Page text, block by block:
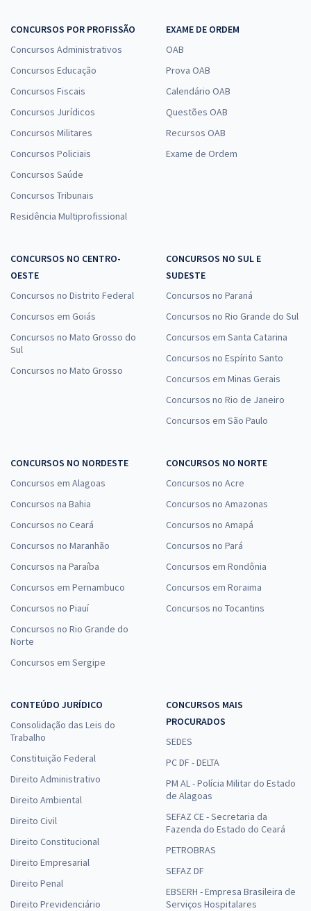
CONCURSOS POR PROFISSÃO
Concursos Administrativos
Concursos Educação
Concursos Fiscais
Concursos Jurídicos
Concursos Militares
Concursos Policiais
Concursos Saúde
Concursos Tribunais
Residência Multiprofissional
EXAME DE ORDEM
OAB
Prova OAB
Calendário OAB
Questões OAB
Recursos OAB
Exame de Ordem
CONCURSOS NO CENTRO-
OESTE
Concursos no Distrito Federal
Concursos em Goiás
Concursos no Mato Grosso do
Sul
Concursos no Mato Grosso
CONCURSOS NO SUL E
SUDESTE
Concursos no Paraná
Concursos no Rio Grande do Sul
Concursos em Santa Catarina
Concursos no Espírito Santo
Concursos em Minas Gerais
Concursos no Rio de Janeiro
Concursos em São Paulo
CONCURSOS NO NORDESTE
Concursos em Alagoas
Concursos na Bahia
Concursos no Ceará
Concursos no Maranhão
Concursos na Paraíba
Concursos em Pernambuco
Concursos no Piauí
Concursos no Rio Grande do
Norte
Concursos em Sergipe
CONCURSOS NO NORTE
Concursos no Acre
Concursos no Amazonas
Concursos no Amapá
Concursos no Pará
Concursos em Rondônia
Concursos em Roraima
Concursos no Tocantins
CONTEÚDO JURÍDICO
Consolidação das Leis do
Trabalho
Constituição Federal
Direito Administrativo
Direito Ambiental
Direito Civil
Direito Constitucional
Direito Empresarial
Direito Penal
Direito Previdenciário
CONCURSOS MAIS
PROCURADOS
SEDES
PC DF - DELTA
PM AL - Polícia Militar do Estado
de Alagoas
SEFAZ CE - Secretaria da
Fazenda do Estado do Ceará
PETROBRAS
SEFAZ DF
EBSERH - Empresa Brasileira de
Serviços Hospitalares